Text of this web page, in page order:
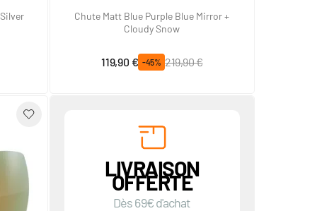
Chute Matt Blue Purple Blue Mirror +
Cloudy Snow
Prix spécial
119,90 € -45%
Prix normal
219,90 €
LIVRAISON
OFFERTE
Dès 69€ d'achat